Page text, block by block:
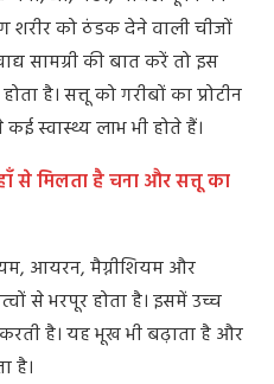
शरीर को ठंडक देने वाली चीजों
सामग्री की बात करें तो इस
है। सत्तू को गरीबों का प्रोटीन
स्वास्थ्य लाभ भी होते हैं।
से मिलता है चना और सत्तू का
आयरन, मैग्नीशियम और
से भरपूर होता है। इसमें उच्च
है। यह भूख भी बढ़ाता है और
है।